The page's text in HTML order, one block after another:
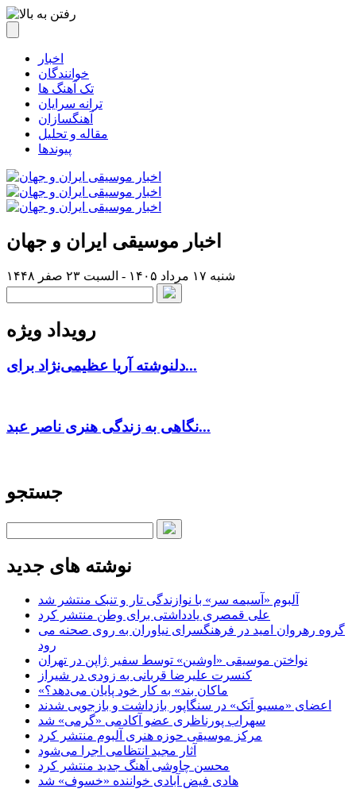
اخبار
خوانندگان
تک آهنگ ها
ترانه سرایان
آهنگسازان
مقاله و تحلیل
پیوندها
اخبار موسیقی ایران و جهان
شنبه ۱۷ مرداد ۱۴۰۵ - السبت ۲۳ صفر ۱۴۴۸
رویداد ویژه
دلنوشته آریا عظیمی‌نژاد برای...
نگاهی به زندگی هنری ناصر عبد...
جستجو
نوشته های جدید
آلبوم «آسیمه سر» با نوازندگی تار و تنبک منتشر شد
علی قمصری یادداشتی برای وطن منتشر کرد
گروه رهروان امید در فرهنگسرای نیاوران به روی صحنه می
رود
نواختن موسیقی «اوشین» توسط سفیر ژاپن در تهران
کنسرت علیرضا قربانی به زودی در شیراز
«ماکان بند» به کار خود پایان می‌دهد؟
اعضای «مسیو اَتک» در سنگاپور بازداشت و بازجویی شدند
سهراب پورناظری عضو آکادمی «گرمی» شد
مرکز موسیقی حوزه هنری آلبوم منتشر کرد
آثار مجید انتظامی اجرا می‌شود
محسن چاوشی آهنگ جدید منتشر کرد
هادی فیض آبادی خواننده «خسوف» شد